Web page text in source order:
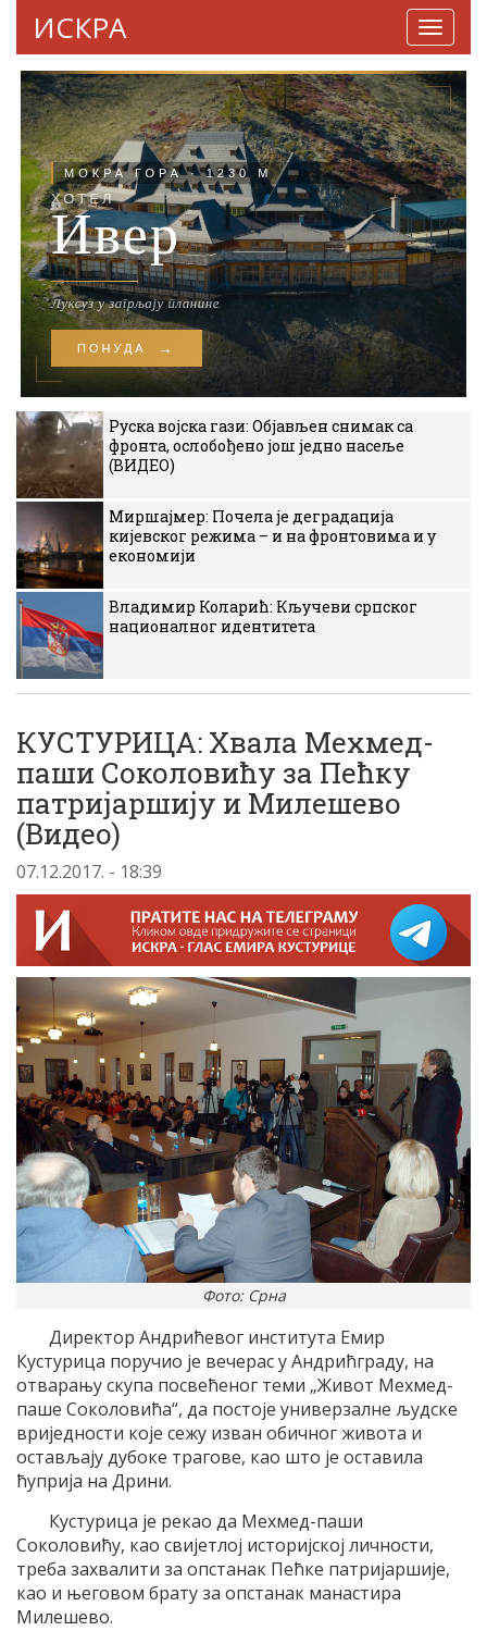
ИСКРА
Руска војска гази: Објављен снимак са
фронта, ослобођено још једно насеље
(ВИДЕО)
Миршајмер: Почела је деградација
кијевског режима – и на фронтовима и у
економији
Владимир Коларић: Кључеви српског
националног идентитета
КУСТУРИЦА: Хвала Мехмед-
паши Соколовићу за Пећку
патријаршију и Милешево
(Видео)
07.12.2017. - 18:39
Фото: Срна
Директор Андрићевог института Емир
Кустурица поручио је вечерас у Андрићграду, на
отварању скупа посвећеног теми „Живот Мехмед-
паше Соколовића“, да постоје универзалне људске
вриједности које сежу изван обичног живота и
остављају дубоке трагове, као што је оставила
ћуприја на Дрини.
Кустурица је рекао да Мехмед-паши
Соколовићу, као свијетлој историјској личности,
треба захвалити за опстанак Пећке патријаршије,
као и његовом брату за опстанак манастира
Милешево.